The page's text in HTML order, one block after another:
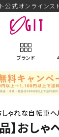
公式オンライン
ブランド
ゃれな自転車ヘ
】おし